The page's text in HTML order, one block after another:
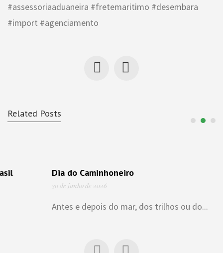
#assessoriaaduaneira #fretemaritimo #desembara
#import #agenciamento
Related Posts
Dia do Caminhoneiro
30 de junho de 2026
Antes e depois do mar, dos trilhos ou do...